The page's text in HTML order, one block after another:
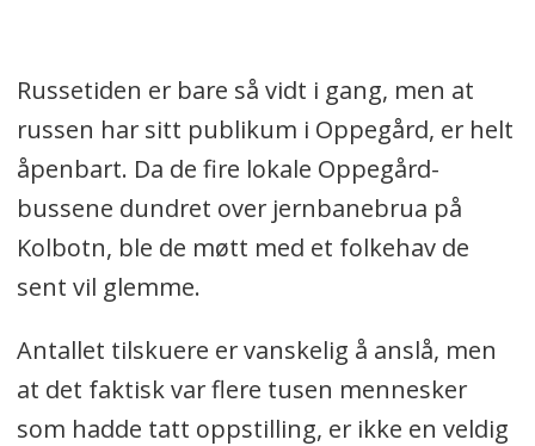
Russetiden er bare så vidt i gang, men at
russen har sitt publikum i Oppegård, er helt
åpenbart. Da de fire lokale Oppegård-
bussene dundret over jernbanebrua på
Kolbotn, ble de møtt med et folkehav de
sent vil glemme.
Antallet tilskuere er vanskelig å anslå, men
at det faktisk var flere tusen mennesker
som hadde tatt oppstilling, er ikke en veldig